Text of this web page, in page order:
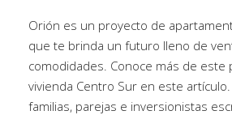
Orión es un proyecto de
que te brinda un futuro lleno de
comodidades. Conoce más de este
vivienda Centro Sur en este
familias, parejas e inversionistas